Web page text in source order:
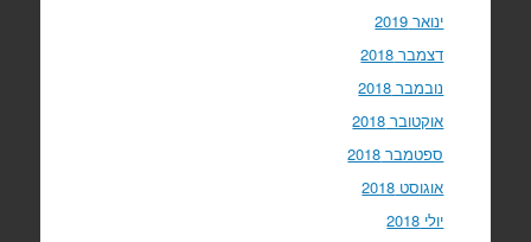
ינואר 2019
דצמבר 2018
נובמבר 2018
אוקטובר 2018
ספטמבר 2018
אוגוסט 2018
יולי 2018